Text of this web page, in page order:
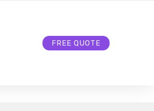
FREE QUOTE